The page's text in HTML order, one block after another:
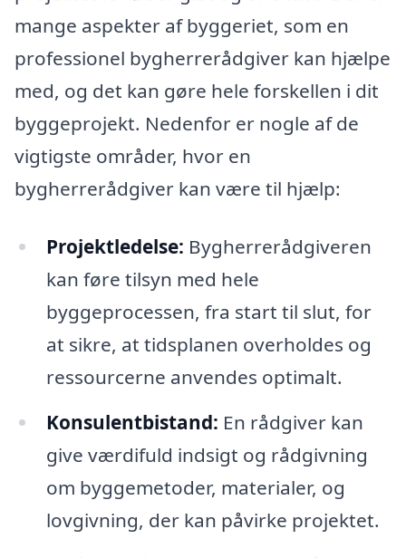
mange aspekter af byggeriet, som en
professionel bygherrerådgiver kan hjælpe
med, og det kan gøre hele forskellen i dit
byggeprojekt. Nedenfor er nogle af de
vigtigste områder, hvor en
bygherrerådgiver kan være til hjælp:
Projektledelse: Bygherrerådgiveren
kan føre tilsyn med hele
byggeprocessen, fra start til slut, for
at sikre, at tidsplanen overholdes og
ressourcerne anvendes optimalt.
Konsulentbistand: En rådgiver kan
give værdifuld indsigt og rådgivning
om byggemetoder, materialer, og
lovgivning, der kan påvirke projektet.